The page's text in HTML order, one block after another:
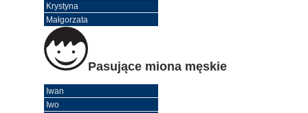
Krystyna
Małgorzata
Pasujące miona męskie
Iwan
Iwo